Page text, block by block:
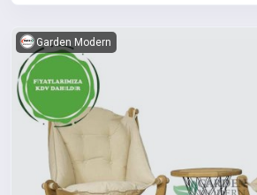
Garden Modern